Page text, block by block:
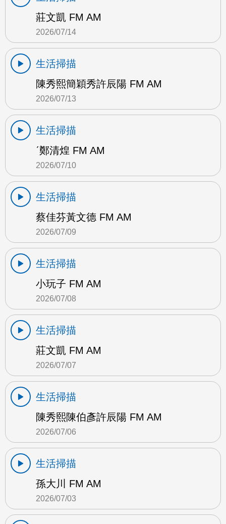
莊文凱 FM AM
2026/07/14
生活掃描
陳秀熙簡穎秀許辰陽 FM AM
2026/07/13
生活掃描
ˊ鄭清煌 FM AM
2026/07/10
生活掃描
蔡佳芬黃文德 FM AM
2026/07/09
生活掃描
小玩子 FM AM
2026/07/08
生活掃描
莊文凱 FM AM
2026/07/07
生活掃描
陳秀熙陳伯彥許辰陽 FM AM
2026/07/06
生活掃描
孫大川 FM AM
2026/07/03